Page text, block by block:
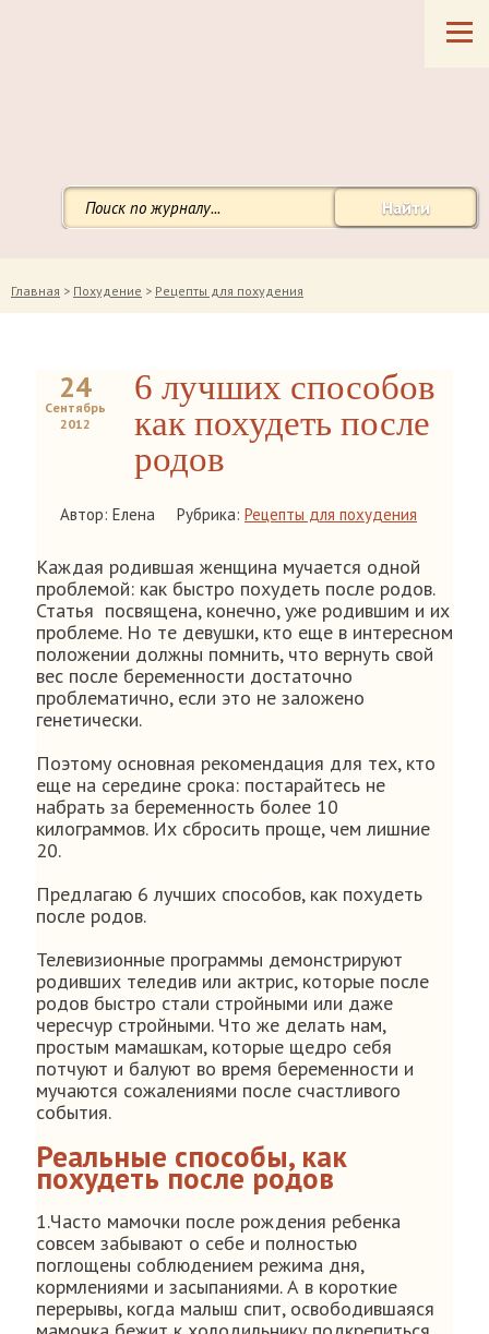
Найти
Главная > Похудение > Рецепты для похудения
24
Сентябрь
2012
6 лучших способов
как похудеть после
родов
Автор: Елена Рубрика: Рецепты для похудения
Каждая родившая женщина мучается одной
проблемой: как быстро похудеть после родов.
Статья посвящена, конечно, уже родившим и их
проблеме. Но те девушки, кто еще в интересном
положении должны помнить, что вернуть свой
вес после беременности достаточно
проблематично, если это не заложено
генетически.
Поэтому основная рекомендация для тех, кто
еще на середине срока: постарайтесь не
набрать за беременность более 10
килограммов. Их сбросить проще, чем лишние
20.
Предлагаю 6 лучших способов, как похудеть
после родов.
Телевизионные программы демонстрируют
родивших теледив или актрис, которые после
родов быстро стали стройными или даже
чересчур стройными. Что же делать нам,
простым мамашкам, которые щедро себя
потчуют и балуют во время беременности и
мучаются сожалениями после счастливого
события.
Реальные способы, как
похудеть после родов
1.Часто мамочки после рождения ребенка
совсем забывают о себе и полностью
поглощены соблюдением режима дня,
кормлениями и засыпаниями. А в короткие
перерывы, когда малыш спит, освободившаяся